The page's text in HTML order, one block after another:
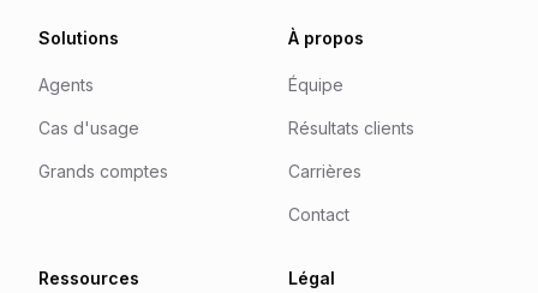
Solutions
Agents
Cas d'usage
Grands comptes
À propos
Équipe
Résultats clients
Carrières
Contact
Ressources Légal